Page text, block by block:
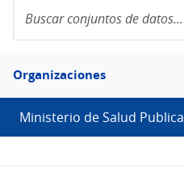
conjuntos
de
Filtro
Organizaciones
Organizaciones
Ministerio de Salud Publica